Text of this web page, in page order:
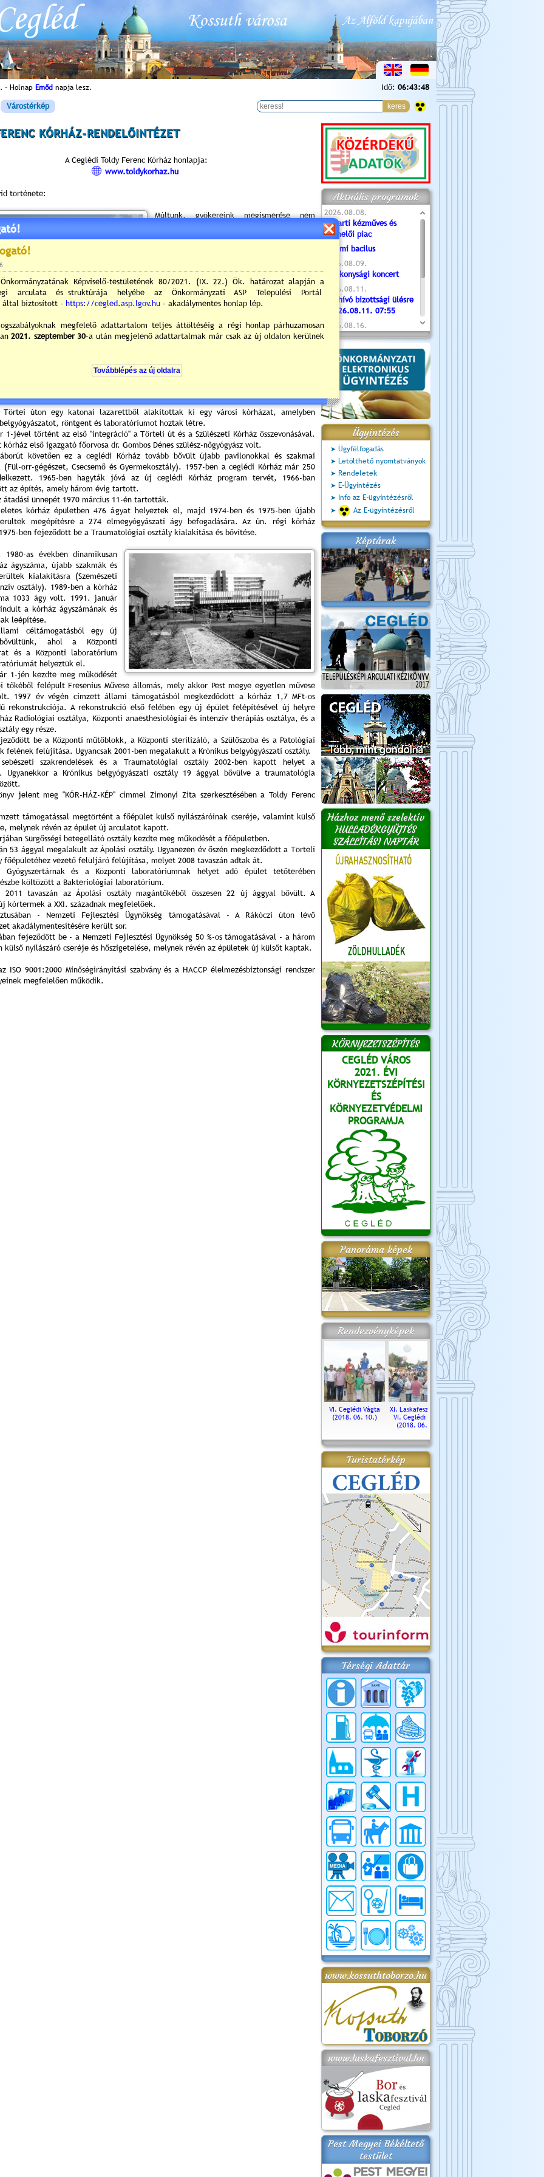
- Holnap Emőd napja lesz. Idő: 06:43:49
Várostérkép
KÓRHÁZ-RENDELŐINTÉZET
A Ceglédi Toldy Ferenc Kórház honlapja:
www.toldykorhaz.hu
története:
Múltunk, gyökereink megismerése nem
meg a jelent, tanúságai nélkül nem
melletti "Vörös ökör" nevezetű fogadóból
alakították át 1873-ban 24 ággyal. A kórház
alapító levele Czeglédi Városi Ápolda nevet
említ.
Cegléden működött egy szükség kórház is,
sebesült katonák gyógyítására.
ban alapították és hozták létre adományból a "B. Molnár Erzsébet Szülészeti-
Kórházat". Ebben a felújított kórházban 32 felnőtt és 16 csecsemő ágyat alakítottak ki
Törtei úton egy katonai lazarettből alakítottak ki egy városi kórházat, amelyben
röntgent és laboratóriumot hoztak létre.
1-jével történt az első "integráció" a Törteli út és a Szülészeti Kórház összevonásával.
kórház első igazgató főorvosa dr. Gombos Dénes szülész-nőgyógyász volt.
követően ez a ceglédi Kórház tovább bővült újabb pavilonokkal és szakmai
(Fül-orr-gégészet, Csecsemő és Gyermekosztály). 1957-ben a ceglédi Kórház már 250
1965-ben hagyták jóvá az új ceglédi Kórház program tervét, 1966-ban
az építés, amely három évig tartott.
átadási ünnepét 1970 március 11-én tartották.
kórház épületben 476 ágyat helyeztek el, majd 1974-ben és 1975-ben újabb
megépítésre a 274 elmegyógyászati ágy befogadására. Az ún. régi kórház
ben fejeződött be a Traumatológiai osztály kialakítása és bővítése.
1980-as években dinamikusan
ágyszáma, újabb szakmák és
kialakításra (Szemészeti
osztály). 1989-ben a kórház
1033 ágy volt. 1991. január
a kórház ágyszámának és
leépítése.
céltámogatásból egy új
ahol a Központi
és a Központi laboratórium
helyeztük el.
1-jén kezdte meg működését
tőkéből felépült Fresenius Művese állomás, mely akkor Pest megye egyetlen művese
1997 év végén címzett állami támogatásból megkezdődött a kórház 1,7 MFt-os
rekonstrukciója. A rekonstrukció első felében egy új épület felépítésével új helyre
Radiológiai osztálya, Központi anaesthesiológiai és intenzív therápiás osztálya, és a
egy része.
be a Központi műtőblokk, a Központi sterilizáló, a Szülőszoba és a Patológiai
felének felújítása. Ugyancsak 2001-ben megalakult a Krónikus belgyógyászati osztály.
szakrendelések és a Traumatológiai osztály 2002-ben kapott helyet a
Ugyanekkor a Krónikus belgyógyászati osztály 19 ággyal bővülve a traumatológia
jelent meg "KÓR-HÁZ-KÉP" címmel Zimonyi Zita szerkesztésében a Toldy Ferenc
támogatással megtörtént a főépület külső nyílászáróinak cseréje, valamint külső
melynek révén az épület új arculatot kapott.
Sürgősségi betegellátó osztály kezdte meg működését a főépületben.
53 ággyal megalakult az Ápolási osztály. Ugyanezen év őszén megkezdődött a Törteli
főépületéhez vezető felüljáró felújítása, melyet 2008 tavaszán adtak át.
Gyógyszertárnak és a Központi laboratóriumnak helyet adó épület tetőterében
költözött a Bakteriológiai laboratórium.
2011 tavaszán az Ápolási osztály magántőkéből összesen 22 új ággyal bővült. A
kórtermek a XXI. századnak megfelelőek.
- Nemzeti Fejlesztési Ügynökség támogatásával - A Rákóczi úton lévő
akadálymentesítésére került sor.
fejeződött be - a Nemzeti Fejlesztési Ügynökség 50 %-os támogatásával - a három
külső nyílászáró cseréje és hőszigetelése, melynek révén az épületek új külsőt kaptak.
ISO 9001:2000 Minőségirányítási szabvány és a HACCP élelmezésbiztonsági rendszer
megfelelően működik.
Aktuális programok
2026.08.08.
Tóparti kézműves és
termelői piac
Valami bacilus
2026.08.09.
Jótékonysági koncert
2026.08.11.
Meghívó bizottsági ülésre
- 2026.08.11. 07:55
2026.08.16.
Újvárosi Közlekedési és
Sportnap
2026.08.19.
Ceglédi fotóklub kiállítás
2026.08.20.
Szent István Ünnepe
Ügyintézés
Ügyfélfogadás
Letölthető nyomtatványok
Rendeletek
E-Ügyintézés
Info az E-ügyintézésről
Az E-ügyintézésről
Képtárak
Házhoz menő szelektív
HULLADÉKGYŰJTÉS
SZÁLLÍTÁSI NAPTÁR
KÖRNYEZETSZÉPÍTÉS
CEGLÉD VÁROS
2021. ÉVI
KÖRNYEZETSZÉPÍTÉSI
ÉS
KÖRNYEZETVÉDELMI
PROGRAMJA
Panoráma képek
Rendezvényképek
VI. Ceglédi Vágta
(2018. 06. 10.)
XI. Laskafesztivál és
VI. Ceglédi Vágta
(2018. 06. 10.)
Turistatérkép
Térségi Adattár
www.kossuthtoborzo.hu
www.laskafesztival.hu
Pest Megyei Békéltető
testület